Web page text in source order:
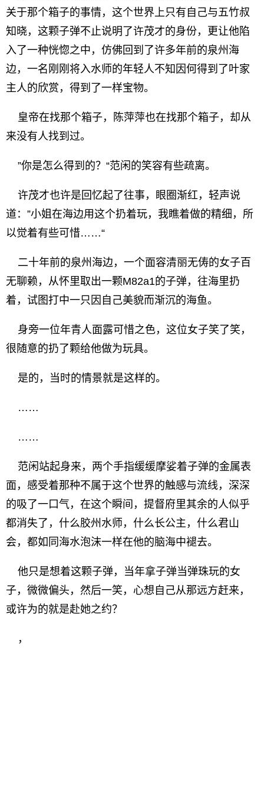
关于那个箱子的事情，这个世界上只有自己与五竹叔
知晓，这颗子弹不止说明了许茂才的身份，更让他陷
入了一种恍惚之中，仿佛回到了许多年前的泉州海
边，一名刚刚将入水师的年轻人不知因何得到了叶家
主人的欣赏，得到了一样宝物。
皇帝在找那个箱子，陈萍萍也在找那个箱子，却从
来没有人找到过。
”你是怎么得到的？“范闲的笑容有些疏离。
许茂才也许是回忆起了往事，眼圈渐红，轻声说
道：”小姐在海边用这个扔着玩，我瞧着做的精细，所
以觉着有些可惜……“
二十年前的泉州海边，一个面容清丽无俦的女子百
无聊赖，从怀里取出一颗M82a1的子弹，往海里扔
着，试图打中一只因自己美貌而渐沉的海鱼。
身旁一位年青人面露可惜之色，这位女子笑了笑，
很随意的扔了颗给他做为玩具。
是的，当时的情景就是这样的。
……
……
范闲站起身来，两个手指缓缓摩娑着子弹的金属表
面，感受着那种不属于这个世界的触感与流线，深深
的吸了一口气，在这个瞬间，提督府里其余的人似乎
都消失了，什么胶州水师，什么长公主，什么君山
会，都如同海水泡沫一样在他的脑海中褪去。
他只是想着这颗子弹，当年拿子弹当弹珠玩的女
子，微微偏头，然后一笑，心想自己从那远方赶来，
或许为的就是赴她之约？
，